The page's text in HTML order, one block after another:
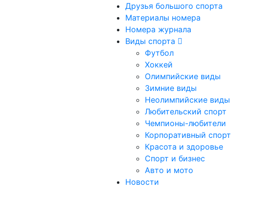
Друзья большого спорта
Материалы номера
Номера журнала
Виды спорта
Футбол
Хоккей
Олимпийские виды
Зимние виды
Неолимпийские виды
Любительский спорт
Чемпионы-любители
Корпоративный спорт
Красота и здоровье
Спорт и бизнес
Авто и мото
Новости